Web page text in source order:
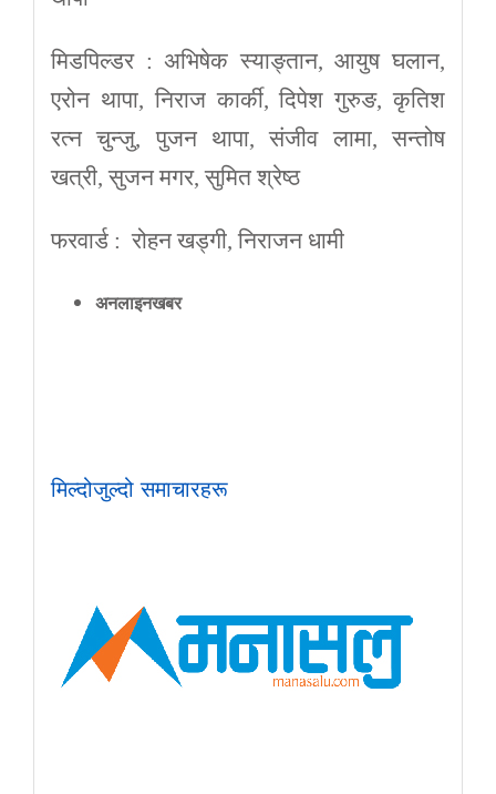
मिडपिल्डर : अभिषेक स्याङ्तान, आयुष घलान,
एरोन थापा, निराज कार्की, दिपेश गुरुङ, कृतिश
रत्न चुन्जु, पुजन थापा, संजीव लामा, सन्तोष
खत्री, सुजन मगर, सुमित श्रेष्ठ
फरवार्ड : रोहन खड्गी, निराजन धामी
अनलाइनखबर
मिल्दोजुल्दो समाचारहरू